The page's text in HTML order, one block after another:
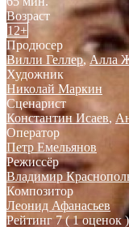
Возраст
12+
Продюсер
Вилли Геллер,Алла
Художник
Николай Маркин
Сценарист
Константин Исаев,
Оператор
Петр Емельянов
Режиссёр
Владимир
Композитор
Леонид Афанасьев
Рейтинг 7 ( 1 оценок )